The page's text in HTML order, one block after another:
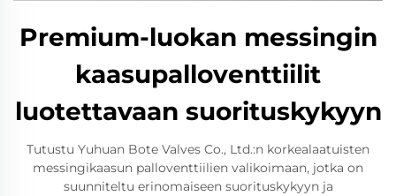
Premium-luokan messingin
kaasupalloventtiilit
luotettavaan suorituskykyyn
Tutustu Yuhuan Bote Valves Co., Ltd.:n korkealaatuisten
messingikaasun palloventtiilien valikoimaan, jotka on
suunniteltu erinomaiseen suorituskykyyn ja